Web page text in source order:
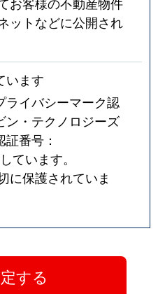
ットなどに公開され
います
ライバシーマーク認
ン・テクノロジーズ
番号：
ています。
に保護されていま